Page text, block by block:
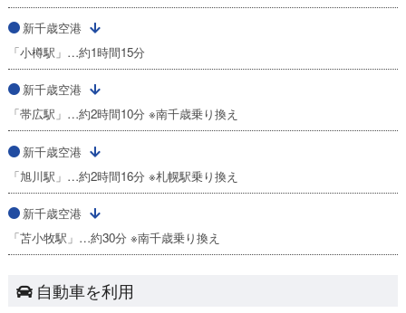
新千歳空港
「小樽駅」…約1時間15分
新千歳空港
「帯広駅」…約2時間10分 ※南千歳乗り換え
新千歳空港
「旭川駅」…約2時間16分 ※札幌駅乗り換え
新千歳空港
「苫小牧駅」…約30分 ※南千歳乗り換え
自動車を利用